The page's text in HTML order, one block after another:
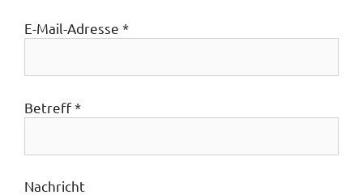
E-Mail-Adresse *
Betreff *
Nachricht